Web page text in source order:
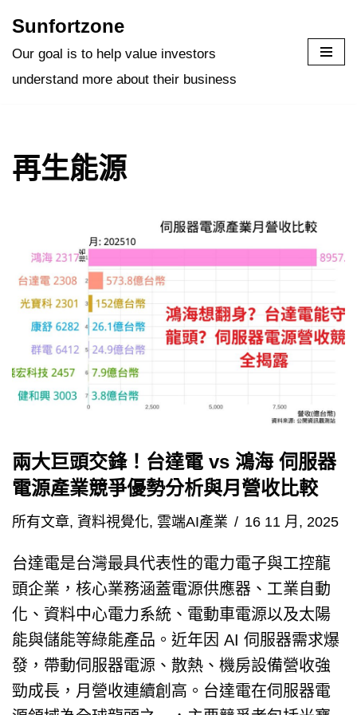
Skip
Sunfortzone
Our goal is to help value investors
understand more about their business
再生能源
兩大巨頭交鋒！台達電 vs 鴻海 伺服器
電源產業競爭優勢分析與月營收比較
所有文章, 資料視覺化, 雲端AI產業 16 11 月, 2025
台達電是台灣最具代表性的電力電子與工控龍
頭企業，核心業務涵蓋電源供應器、工業自動
化、資料中心電力系統、電動車電源以及太陽
能與儲能等綠能產品。近年因 AI 伺服器需求爆
發，帶動伺服器電源、散熱、機房設備營收強
勁成長，月營收連續創高。台達電在伺服器電